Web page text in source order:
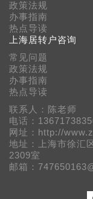
政策法规
办事指南
热点导读
上海居转户咨询
常见问题
政策法规
办事指南
热点导读
联系人：陈老师
电话：
网址：http://
地址：上海市徐汇
2309室
邮箱：